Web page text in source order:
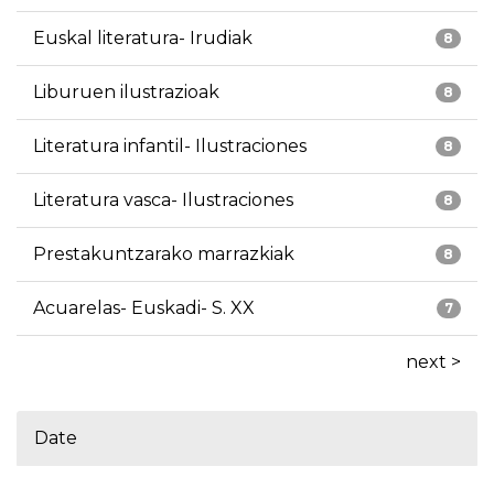
8
Euskal literatura- Irudiak
8
Liburuen ilustrazioak
8
Literatura infantil- Ilustraciones
8
Literatura vasca- Ilustraciones
8
Prestakuntzarako marrazkiak
7
Acuarelas- Euskadi- S. XX
next >
Date